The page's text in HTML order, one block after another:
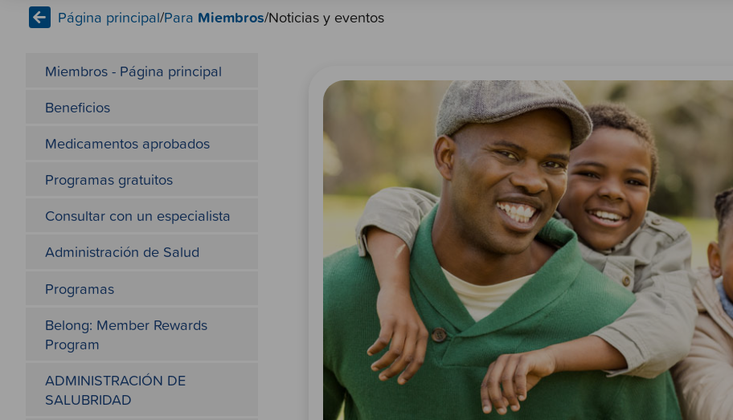
Página principal/Para Miembros/Noticias y eventos
Miembros - Página principal
Beneficios
Medicamentos aprobados
Programas gratuitos
Consultar con un especialista
Administración de Salud
Programas
Belong: Member Rewards
Program
ADMINISTRACIÓN DE
SALUBRIDAD